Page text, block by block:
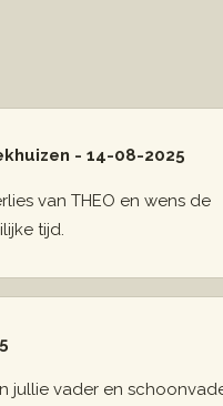
- 14-08-2025
van THEO en wens de
tijd.
jullie vader en